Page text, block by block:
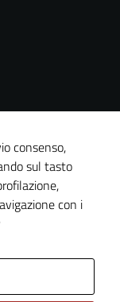
consenso,
sul tasto
con i